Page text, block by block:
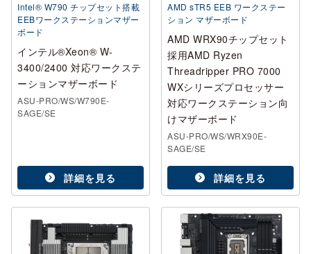
Intel® W790 チップセット搭載
EEBワークステーションマザー
ボード
インテル®Xeon® W-
3400/2400 対応ワークステ
ーションマザーボード
ASU-PRO/WS/W790E-
SAGE/SE
詳細を見る
AMD sTR5 EEB ワークステー
ション マザーボード
AMD WRX90チップセット
採用AMD Ryzen
Threadripper PRO 7000
WXシリーズプロセッサー
対応ワークステーション向
けマザーボード
ASU-PRO/WS/WRX90E-
SAGE/SE
詳細を見る